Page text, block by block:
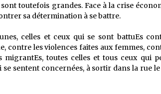
toutefois grandes. Face à la crise
sa détermination à se battre.
celles et ceux qui se sont battuEs
contre les violences faites aux femmes,
migrantEs, toutes celles et tous ceux qui
sentent concernées, à sortir dans la rue